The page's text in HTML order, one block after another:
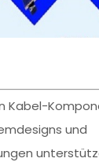
Kabel-
und